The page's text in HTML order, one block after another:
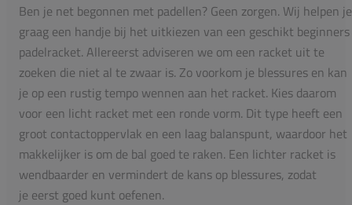
Ben je net begonnen met padellen? Geen zorgen. Wij helpen je
graag een handje bij het uitkiezen van een geschikt beginners
padelracket. Allereerst adviseren we om een racket uit te
zoeken die niet al te zwaar is. Zo voorkom je blessures en kan
je op een rustig tempo wennen aan het racket. Kies daarom
voor een licht racket met een ronde vorm. Dit type heeft een
groot contactoppervlak en een laag balanspunt, waardoor het
makkelijker is om de bal goed te raken. Een lichter racket is
wendbaarder en vermindert de kans op blessures, zodat
je eerst goed kunt oefenen.